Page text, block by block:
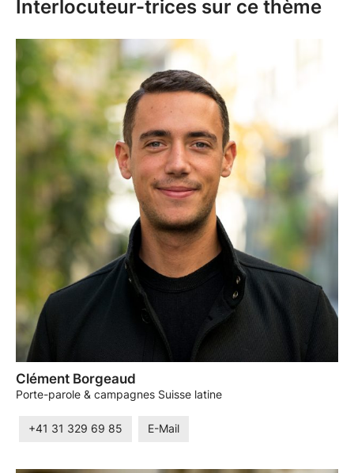
Interlocuteur-trices sur ce thème
Clément Borgeaud
Porte-parole & campagnes Suisse latine
+41 31 329 69 85 E-Mail